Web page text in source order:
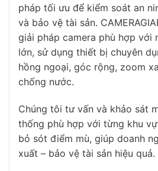
pháp tối ưu để kiểm soát an
và bảo vệ tài sản.
giải pháp camera phù hợp với
lớn, sử dụng thiết bị chuyên
hồng ngoại, góc rộng, zoom
chống nước.
Chúng tôi tư vấn và khảo sát
thống phù hợp với từng khu
bỏ sót điểm mù, giúp doanh
xuất – bảo vệ tài sản hiệu quả.